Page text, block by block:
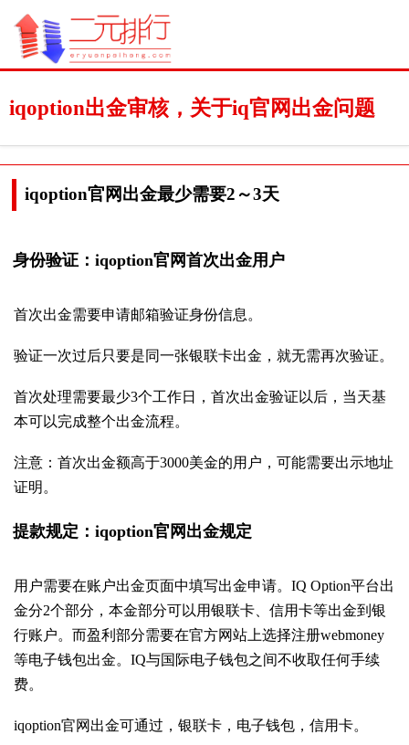
iqoption出金审核，关于iq官网出金问题
iqoption官网出金最少需要2～3天
身份验证：iqoption官网首次出金用户
首次出金需要申请邮箱验证身份信息。
验证一次过后只要是同一张银联卡出金，就无需再次验证。
首次处理需要最少3个工作日，首次出金验证以后，当天基
本可以完成整个出金流程。
注意：首次出金额高于3000美金的用户，可能需要出示地址
证明。
提款规定：iqoption官网出金规定
用户需要在账户出金页面中填写出金申请。IQ Option平台出
金分2个部分，本金部分可以用银联卡、信用卡等出金到银
行账户。而盈利部分需要在官方网站上选择注册webmoney
等电子钱包出金。IQ与国际电子钱包之间不收取任何手续
费。
iqoption官网出金可通过，银联卡，电子钱包，信用卡。